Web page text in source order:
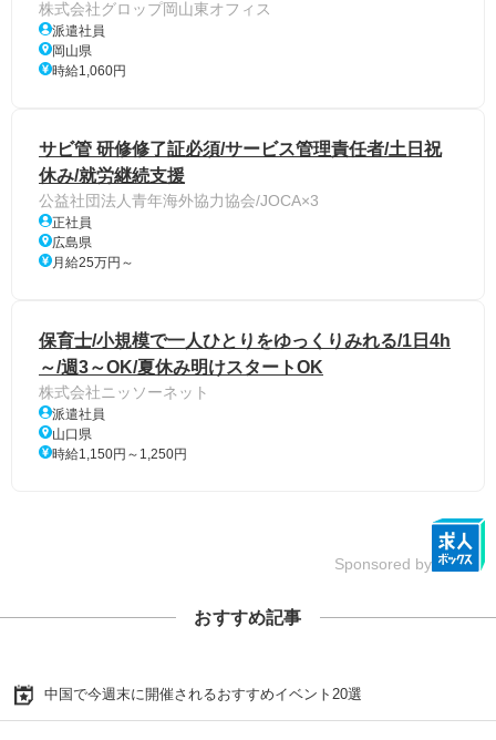
株式会社グロップ岡山東オフィス
派遣社員
岡山県
時給1,060円
サビ管 研修修了証必須/サービス管理責任者/土日祝
休み/就労継続支援
公益社団法人青年海外協力協会/JOCA×3
正社員
広島県
月給25万円～
保育士/小規模で一人ひとりをゆっくりみれる/1日4h
～/週3～OK/夏休み明けスタートOK
株式会社ニッソーネット
派遣社員
山口県
時給1,150円～1,250円
Sponsored by
おすすめ記事
中国で今週末に開催されるおすすめイベント20選